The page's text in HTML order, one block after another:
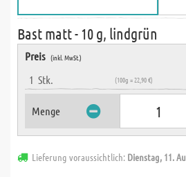
Bast matt - 10 g, lindgrün
Preis (inkl. MwSt.)
1 Stk. (100g = 22,90 €)
Menge
Lieferung voraussichtlich: Dienstag, 11.